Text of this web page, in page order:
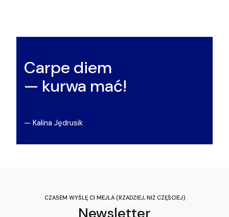
Carpe diem
— kurwa mać!
— Kalina Jędrusik
CZASEM WYŚLĘ CI MEJLA (RZADZIEJ, NIŻ CZĘŚCIEJ)
Newsletter